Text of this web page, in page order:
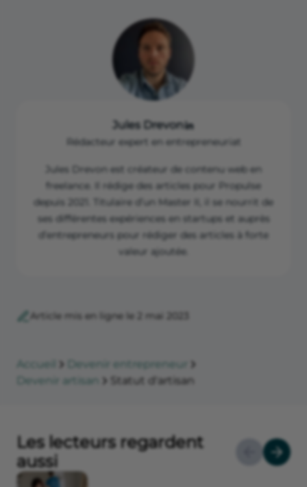
Jules Drevon
Rédacteur expert en entrepreneuriat
Jules Drevon est créateur de contenu web en
freelance. Il rédige des articles pour Propulse
depuis 2021. Titulaire d’un Master II, il se nourrit de
ses différentes expériences en startups et auprès
d’entrepreneurs pour rédiger des articles à forte
valeur ajoutée.
Article mis en ligne le 2 mai 2023
Accueil
Devenir entrepreneur
Devenir artisan
Statut d'artisan
Les lecteurs regardent
aussi